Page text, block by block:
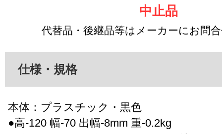
中止品
代替品・後継品等はメーカーにお問
仕様・規格
本体：プラスチック・黒色
●高-120 幅-70 出幅-8mm 重-0.2kg